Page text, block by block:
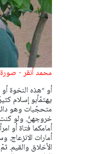
محمد أنقر -
أو ״هذه النخوة
يهتمّأبو إسلام
متحجّبات وهو
خروجهنّ. ولو
أمامكما فتاة أو
أمارات
الأخلاق والقيم.